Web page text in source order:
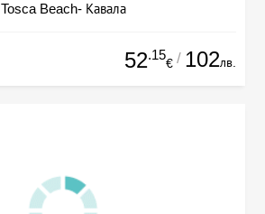
Tosca Beach- Кавала
52.15
€ / 102лв.